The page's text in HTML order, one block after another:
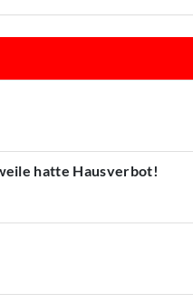
hatte Hausverbot!